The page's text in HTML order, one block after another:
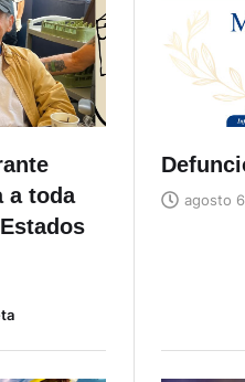
a toda
agosto